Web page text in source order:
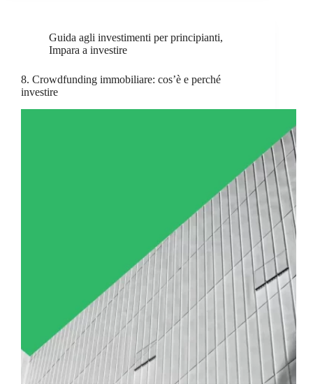
Guida agli investimenti per principianti,
Impara a investire
8. Crowdfunding immobiliare: cos’è e perché
investire